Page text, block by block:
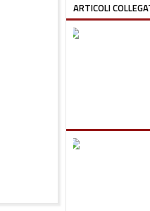
ARTICOLI